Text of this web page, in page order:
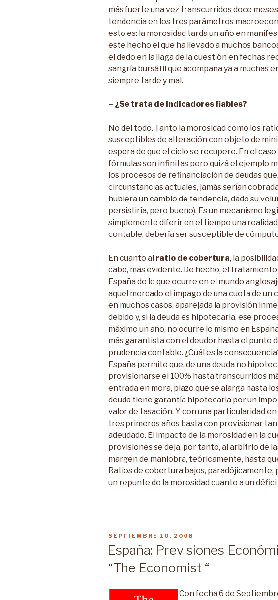
más fuerte una vez transcurridos doce
tendencia en los tres parámetros
esto es: la morosidad tarda un año en
este hecho el que ha llevado a muchos
el dedo en la llaga de la cuestión en fechas
sangría bursátil que acompaña ya a muchas
siempre tarde y mal.
– ¿Se trata de indicadores fiables?
No del todo. Tanto la morosidad como los
susceptibles de alteración con objeto de
espera de que el ciclo se recupere. En el
fórmulas son infinitas pero quizá el ejemplo
los procesos de refinanciación de deudas
circunstancias actuales, jamás serían
hubiera un cambio de tendencia, dado su
persistiría, pero bueno). Es un mecanismo
simplemente diferir en el tiempo una
contable, debería ser susceptible de
En cuanto al ratio de cobertura, la
cabe, más evidente. De hecho, el
España de lo que ocurre en el mundo
aquel mercado el impago de una cuota de un
en muchos casos, aparejada la provisión
debido y, si la deuda es hipotecaria, ese
máximo un año, no ocurre lo mismo en
más garantista con el deudor hasta el punto
prudencia contable. ¿Cuál es la
España permite que, de una deuda no
provisionarse el 100% hasta transcurridos
entrada en mora, plazo que se alarga hasta
deuda tiene garantía hipotecaria por un
valor de tasación. Y con una particularidad
tres primeros años basta con provisionar tan
adeudado. El impacto de la morosidad en la
provisiones se deja, por tanto, al arbitrio de
margen de maniobra, teóricamente, hasta
Ratios de cobertura bajos, paradójicamente,
un repunte de la morosidad cuanto a un
PUBLICADO
SEPTIEMBRE 10, 2008
España: Previsiones
“The Economist “
Con fecha 6 de